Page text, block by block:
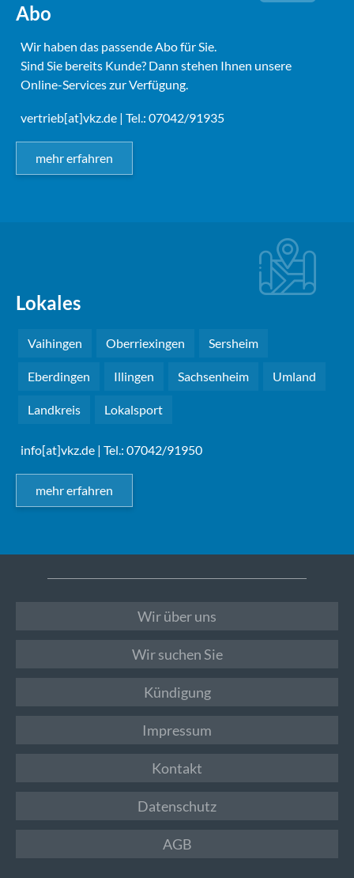
Abo
Wir haben das passende Abo für Sie.
Sind Sie bereits Kunde? Dann stehen Ihnen unsere
Online-Services zur Verfügung.
vertrieb[at]vkz.de | Tel.: 07042/91935
mehr erfahren
Lokales
Vaihingen Oberriexingen Sersheim
Eberdingen Illingen Sachsenheim Umland
Landkreis Lokalsport
info[at]vkz.de | Tel.: 07042/91950
mehr erfahren
Wir über uns
Wir suchen Sie
Kündigung
Impressum
Kontakt
Datenschutz
AGB